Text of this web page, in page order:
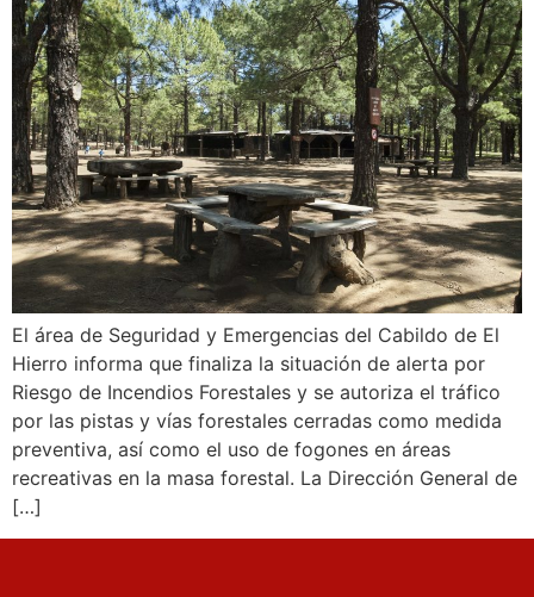
El área de Seguridad y Emergencias del Cabildo de El
Hierro informa que finaliza la situación de alerta por
Riesgo de Incendios Forestales y se autoriza el tráfico
por las pistas y vías forestales cerradas como medida
preventiva, así como el uso de fogones en áreas
recreativas en la masa forestal. La Dirección General de
[…]